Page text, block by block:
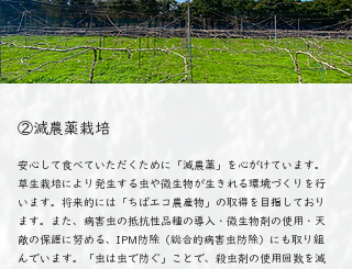
​②減農薬栽培
安心して食べていただくために「減農薬」を心がけています。
草生栽培により発生する虫や微生物が生きれる環境づくりを行
います。将来的には「ちばエコ農産物」の取得を目指しており
ます。また、病害虫の抵抗性品種の導入・微生物剤の使用・天
敵の保護に努める、IPM防除（総合的病害虫防除）にも取り組
んでいます。「虫は虫で防ぐ」ことで、殺虫剤の使用回数を減